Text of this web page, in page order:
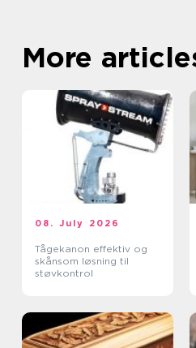
More
08. July 2026
Tågekanon effektiv og
skånsom løsning til
støvkontrol